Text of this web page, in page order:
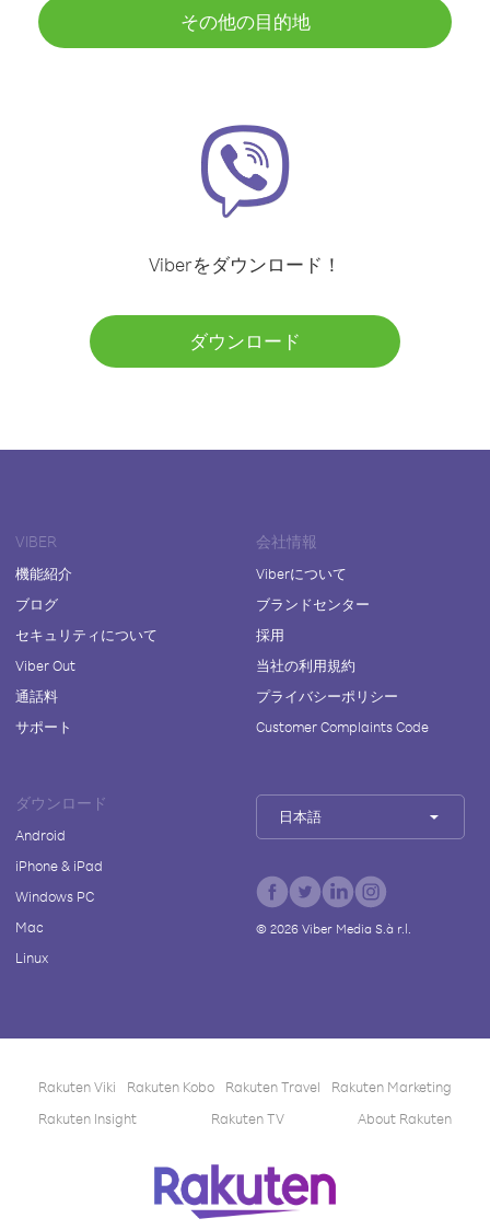
その他の目的地
Viberをダウンロード！
ダウンロード
VIBER
機能紹介
ブログ
セキュリティについて
Viber Out
通話料
サポート
会社情報
Viberについて
ブランドセンター
採用
当社の利用規約
プライバシーポリシー
Customer Complaints Code
ダウンロード
Android
iPhone & iPad
Windows PC
Mac
Linux
日本語
© 2026Viber Media S.à r.l.
Rakuten Viki Rakuten Kobo Rakuten Travel
Rakuten Marketing
Rakuten Insight
Rakuten TV About Rakuten